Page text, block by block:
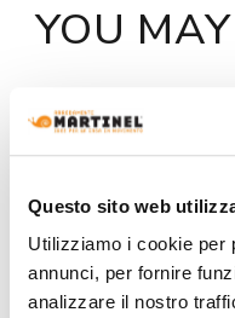
Questo sito web
Utilizziamo i cookie per
annunci, per fornire
analizzare il nostro
YOU